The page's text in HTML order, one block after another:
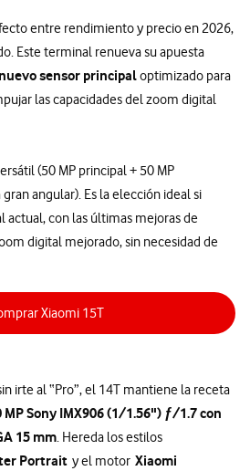
entre rendimiento y precio en 2026,
Este terminal renueva su apuesta
nuevo sensor principaloptimizado para
las capacidades del zoom digital
(50 MP principal + 50 MP
angular). Es la elección ideal si
actual, con las últimas mejoras de
digital mejorado, sin necesidad de
Xiaomi 15T
irte al “Pro”, el 14T mantiene la receta
Sony IMX906 (1/1.56") ƒ/1.7 con
15 mm. Hereda los estilos
Portrait y el motor Xiaomi